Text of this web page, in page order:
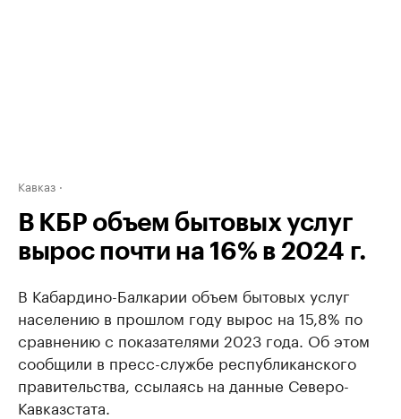
Кавказ
В КБР объем бытовых услуг
вырос почти на 16% в 2024 г.
В Кабардино-Балкарии объем бытовых услуг
населению в прошлом году вырос на 15,8% по
сравнению с показателями 2023 года. Об этом
сообщили в пресс-службе республиканского
правительства, ссылаясь на данные Северо-
Кавказстата.